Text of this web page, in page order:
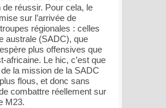
de réussir. Pour cela, le
sur l’arrivée de
régionales : celles
australe (SADC), que
plus offensives que
africaine. Le hic, c’est que
la mission de la SADC
flous, et donc sans
combattre réellement sur
M23.